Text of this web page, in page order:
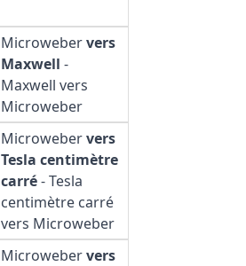
Microwebervers
Maxwell -
Maxwell vers
Microweber
Microwebervers
Tesla centimètre
carré-Tesla
centimètre carré
vers Microweber
Microwebervers